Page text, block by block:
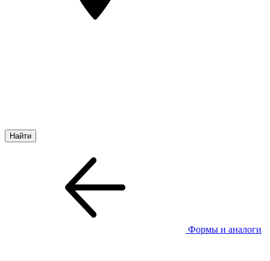
Формы и аналоги